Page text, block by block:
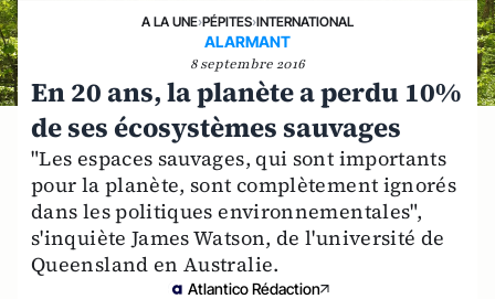
A LA UNE›PÉPITES›INTERNATIONAL
ALARMANT
8 septembre 2016
En 20 ans, la planète a perdu 10%
de ses écosystèmes sauvages
"Les espaces sauvages, qui sont importants
pour la planète, sont complètement ignorés
dans les politiques environnementales",
s'inquiète James Watson, de l'université de
Queensland en Australie.
Atlantico Rédaction